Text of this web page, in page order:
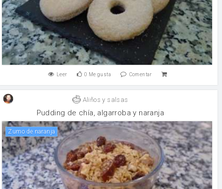
Leer 0 Me gusta Comentar
Aliños y salsas
Pudding de chía, algarroba y naranja
Zumo de naranja